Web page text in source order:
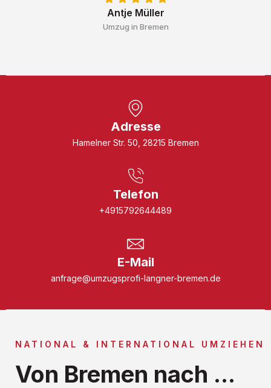
Antje Müller
Umzug in Bremen
Adresse
Hamelner Str. 50, 28215 Bremen
Telefon
+4915792644489
E-Mail
anfrage@umzugsprofi-langner-bremen.de
NATIONAL & INTERNATIONAL UMZIEHEN
Von Bremen nach ...